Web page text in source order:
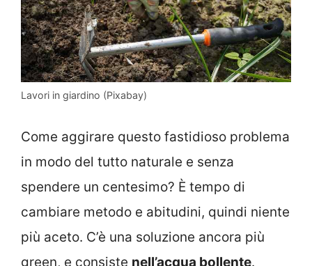
Lavori in giardino (Pixabay)
Come aggirare questo fastidioso problema
in modo del tutto naturale e senza
spendere un centesimo? È tempo di
cambiare metodo e abitudini, quindi niente
più aceto. C’è una soluzione ancora più
green, e consiste nell’acqua bollente.